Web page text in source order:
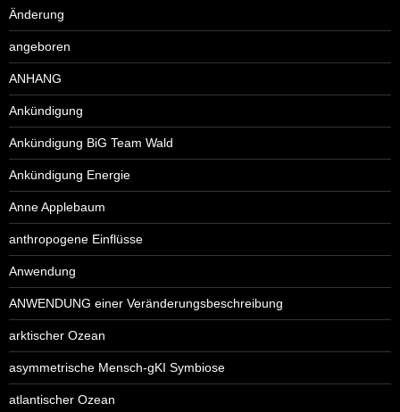
Änderung
angeboren
ANHANG
Ankündigung
Ankündigung BiG Team Wald
Ankündigung Energie
Anne Applebaum
anthropogene Einflüsse
Anwendung
ANWENDUNG einer Veränderungsbeschreibung
arktischer Ozean
asymmetrische Mensch-gKI Symbiose
atlantischer Ozean